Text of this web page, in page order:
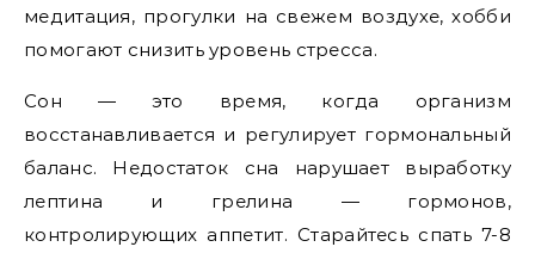
медитация, прогулки на свежем воздухе, хобби
помогают снизить уровень стресса.
Сон — это время, когда организм
восстанавливается и регулирует гормональный
баланс. Недостаток сна нарушает выработку
лептина и грелина — гормонов,
контролирующих аппетит. Старайтесь спать 7-8